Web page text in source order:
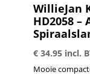
WillieJan
HD2058 –
€34.95 incl.
Mooie